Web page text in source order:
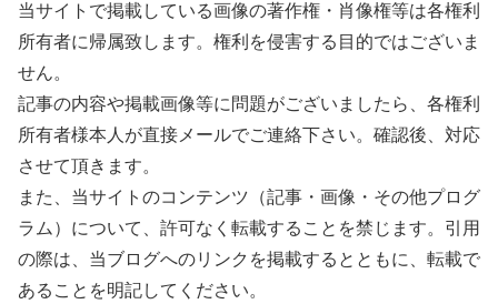
当サイトで掲載している画像の著作権・肖像権等は各権利
所有者に帰属致します。権利を侵害する目的ではございま
せん。
記事の内容や掲載画像等に問題がございましたら、各権利
所有者様本人が直接メールでご連絡下さい。確認後、対応
させて頂きます。
また、当サイトのコンテンツ（記事・画像・その他プログ
ラム）について、許可なく転載することを禁じます。引用
の際は、当ブログへのリンクを掲載するとともに、転載で
あることを明記してください。